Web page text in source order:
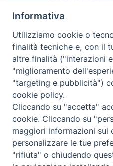
Comunicati Stampa
Il cordoglio dei Vescovi di Puglia per
Superbo
Nasce la Consulta Diocesana delle
Archivio
Informativa
Utilizziamo cookie o
finalità tecniche e, con il
altre finalità ("interazioni
"miglioramento
"targeting e pubblicità")
cookie policy.
Cliccando su "accetta"
cookie. Cliccando su
maggiori informazioni sui
personalizzare le tue
"rifiuta" o chiudendo